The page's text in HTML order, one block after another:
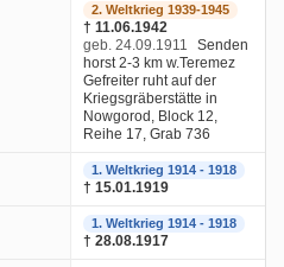
2. Weltkrieg 1939-1945
† 11.06.1942
geb. 24.09.1911
Senden
horst 2-3 km w.Teremez
Gefreiter ruht auf der
Kriegsgräberstätte in
Nowgorod, Block 12,
Reihe 17, Grab 736
1. Weltkrieg 1914 - 1918
† 15.01.1919
1. Weltkrieg 1914 - 1918
† 28.08.1917